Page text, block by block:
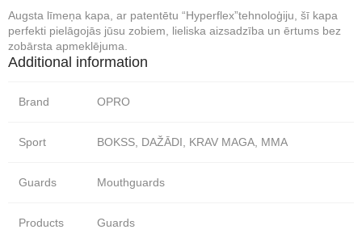
Augsta līmeņa kapa, ar patentētu “Hyperflex”tehnoloģiju, šī kapa
perfekti pielāgojās jūsu zobiem, lieliska aizsadzība un ērtums bez
zobārsta apmeklējuma.
Additional information
Brand OPRO
Sport BOKSS, DAŽĀDI, KRAV MAGA, MMA
Guards Mouthguards
Products Guards